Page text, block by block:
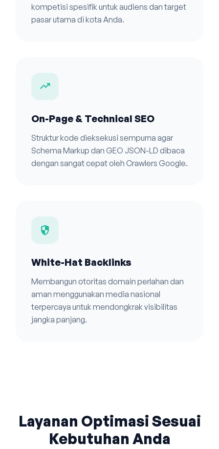
kompetisi spesifik untuk audiens dan target
pasar utama di kota Anda.
trending_up
On-Page & Technical SEO
Struktur kode dieksekusi sempurna agar
Schema Markup dan GEO JSON-LD dibaca
dengan sangat cepat oleh Crawlers Google.
security
White-Hat Backlinks
Membangun otoritas domain perlahan dan
aman menggunakan media nasional
terpercaya untuk mendongkrak visibilitas
jangka panjang.
Layanan Optimasi Sesuai
Kebutuhan Anda